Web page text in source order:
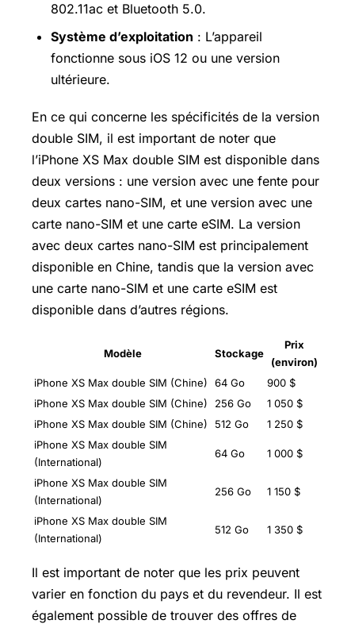
802.11ac et Bluetooth 5.0.
Système d’exploitation : L’appareil
fonctionne sous iOS 12 ou une version
ultérieure.
En ce qui concerne les spécificités de la version
double SIM, il est important de noter que
l’iPhone XS Max double SIM est disponible dans
deux versions : une version avec une fente pour
deux cartes nano-SIM, et une version avec une
carte nano-SIM et une carte eSIM. La version
avec deux cartes nano-SIM est principalement
disponible en Chine, tandis que la version avec
une carte nano-SIM et une carte eSIM est
disponible dans d’autres régions.
Modèle Stockage
Prix
(environ)
iPhone XS Max double SIM (Chine)
64 Go
900 $
iPhone XS Max double SIM (Chine)
256 Go
1 050 $
iPhone XS Max double SIM (Chine)
512 Go
1 250 $
iPhone XS Max double SIM
(International)
64 Go 1 000 $
iPhone XS Max double SIM
(International)
256 Go 1 150 $
iPhone XS Max double SIM
(International)
512 Go 1 350 $
Il est important de noter que les prix peuvent
varier en fonction du pays et du revendeur. Il est
également possible de trouver des offres de